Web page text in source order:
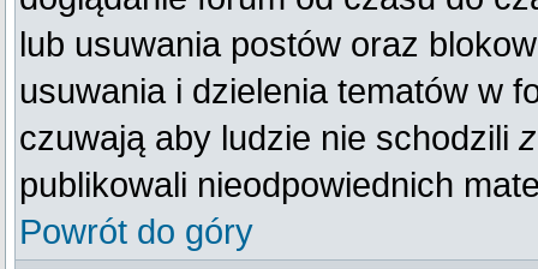
lub usuwania postów oraz
usuwania i dzielenia tematów w
czuwają aby ludzie nie schodzili
publikowali nieodpowiednich
Powrót do góry